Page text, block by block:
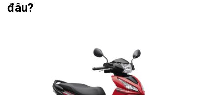
đâu?